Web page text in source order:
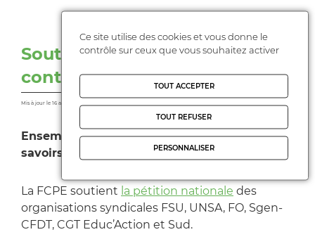
Soutien à la pétition nationale
contre le "choc des savoirs"
Mis à jour le 16 avril 2024
Ensemble nous disons « NON » au « choc des
savoirs »
La FCPE soutient la pétition nationale des
organisations syndicales FSU, UNSA, FO, Sgen-
CFDT, CGT Educ’Action et Sud.
Ce site utilise des cookies et vous donne le
contrôle sur ceux que vous souhaitez activer
TOUT ACCEPTER
TOUT REFUSER
PERSONNALISER